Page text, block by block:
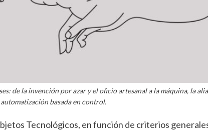
de la invención por azar y el oficio artesanal a la máquina, la
basada en control.
Tecnológicos, en función de criterios